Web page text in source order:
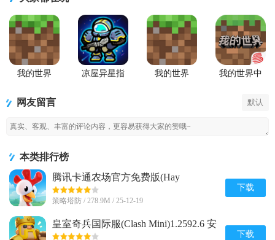
我的世界
凉屋异星指
我的世界
我的世界中
网友留言 默认
本类排行榜
腾讯卡通农场官方免费版(Hay
Day)v1.71.1 安卓最新版
策略塔防 / 278.9M / 25-12-19
下载
皇室奇兵国际服(Clash Mini)1.2592.6 安
卓最新版
下载